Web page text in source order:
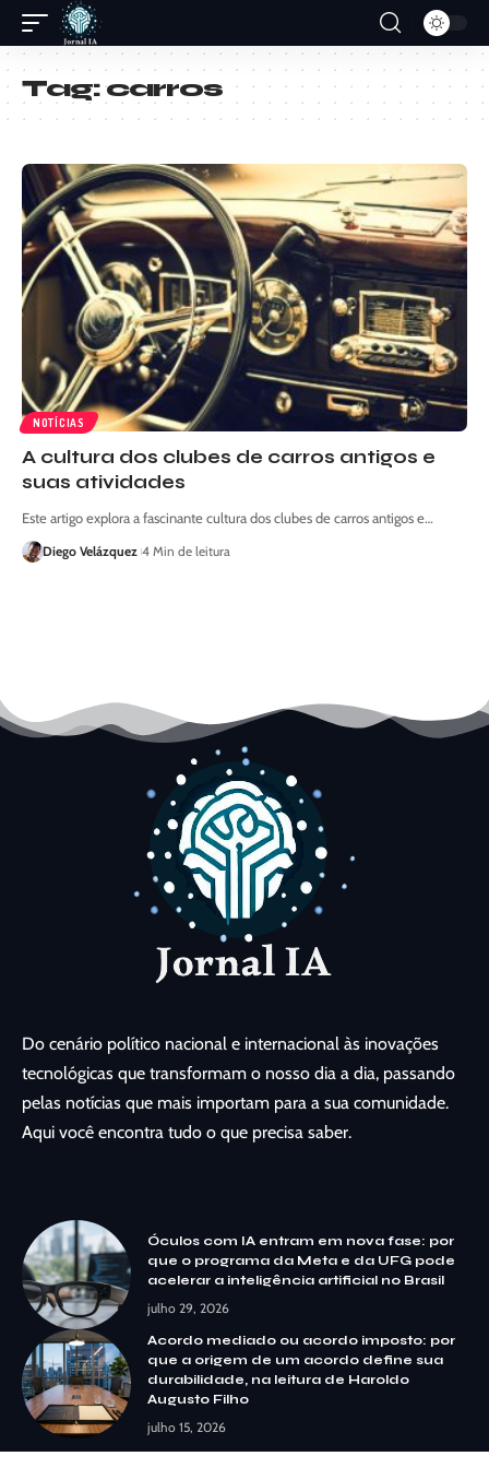
Tag:carros
NOTÍCIAS
A cultura dos clubes de carros antigos e
suas atividades
Este artigo explora a fascinante cultura dos clubes de carros antigos e…
Diego Velázquez 4 Min de leitura
Do cenário político nacional e internacional às inovações
tecnológicas que transformam o nosso dia a dia, passando
pelas notícias que mais importam para a sua comunidade.
Aqui você encontra tudo o que precisa saber.
Óculos com IA entram em nova fase: por
que o programa da Meta e da UFG pode
acelerar a inteligência artificial no Brasil
julho 29, 2026
Acordo mediado ou acordo imposto: por
que a origem de um acordo define sua
durabilidade, na leitura de Haroldo
Augusto Filho
julho 15, 2026